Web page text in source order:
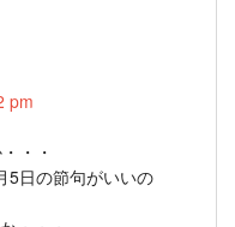
pm
・・
5日の節句がいいの